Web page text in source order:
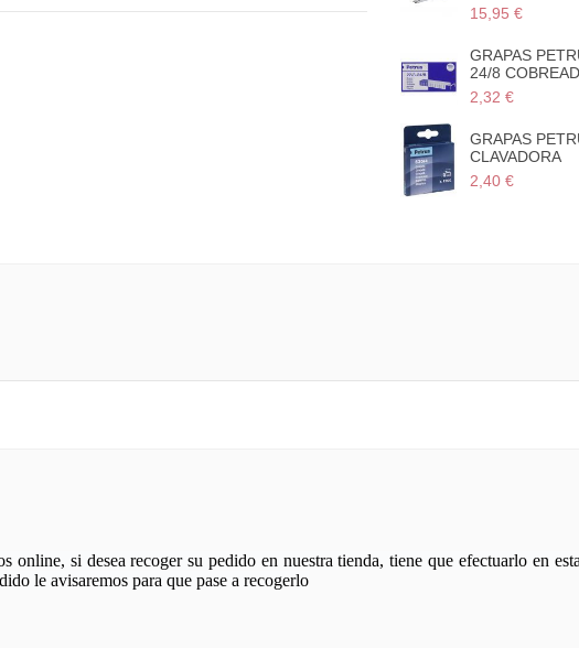
15,95 €
GRAPAS
24/8
2,32 €
GRAPAS
CLAVADORA
2,40 €
si desea recoger su pedido en nuestra tienda, tiene que efectuarlo en
le avisaremos para que pase a recogerlo